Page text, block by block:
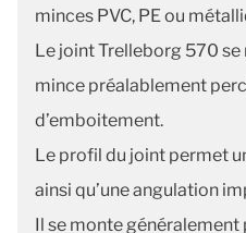
minces PVC, PE ou
Le joint Trelleborg 570 se
mince préalablement
d’emboitement.
Le profil du joint permet
ainsi qu’une angulation
Il se monte généralement